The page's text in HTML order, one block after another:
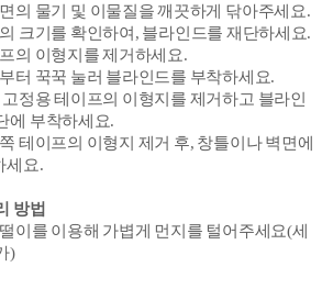
의 물기 및 이물질을 깨끗하게 닦아주세요.
크기를 확인하여 , 블라인드를 재단하세요.
의 이형지를 제거하세요.
터 꾹꾹 눌러 블라인드를 부착하세요.
정용 테이프의 이형지를 제거하고 블라인
에 부착하세요.
테이프의 이형지 제거 후, 창틀이나 벽면 에
세요.
방법
이를 이용해 가볍게 먼지를 털어주세요(세
)